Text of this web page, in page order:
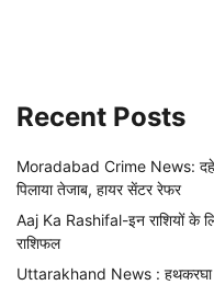
Recent Posts
Moradabad Crime News: दहेज
पिलाया तेजाब, हायर सेंटर रेफर
Aaj Ka Rashifal-इन राशियों के
राशिफल
Uttarakhand News : हथकरघा